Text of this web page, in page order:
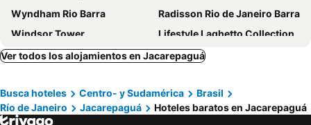
Wyndham Rio Barra
Radisson Rio de Janeiro Barra
Windsor Tower
Lifestyle Laghetto Collection
Laghetto Stilo Barra
Royalty Barra Hotel
Grand Hyatt Rio de Janeiro
KS Beach Hotel
Quality Rio de Janeiro - Barra da Tijuca
Atlantico Sul Hotel
Ver todos los alojamientos en Jacarepaguá
Busca hoteles Centro- y Sudamérica
Brasil
Río de Janeiro
Jacarepaguá Hoteles baratos en Jacarepaguá